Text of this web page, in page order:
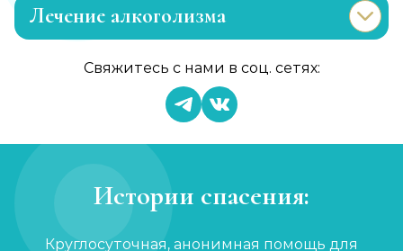
Лечение алкоголизма
от 3 000 ₽ Записаться
Свяжитесь с нами в соц. сетях:
Истории спасения:
Круглосуточная, анонимная помощь для